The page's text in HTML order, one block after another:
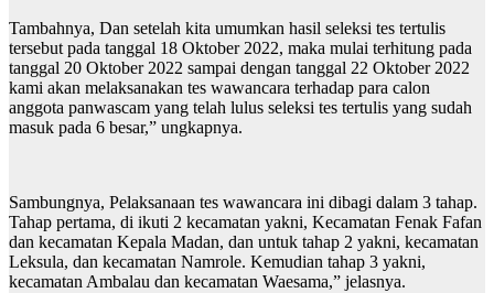
Tambahnya, Dan setelah kita umumkan hasil seleksi tes tertulis
tersebut pada tanggal 18 Oktober 2022, maka mulai terhitung pada
tanggal 20 Oktober 2022 sampai dengan tanggal 22 Oktober 2022
kami akan melaksanakan tes wawancara terhadap para calon
anggota panwascam yang telah lulus seleksi tes tertulis yang sudah
masuk pada 6 besar,” ungkapnya.
Sambungnya, Pelaksanaan tes wawancara ini dibagi dalam 3 tahap.
Tahap pertama, di ikuti 2 kecamatan yakni, Kecamatan Fenak Fafan
dan kecamatan Kepala Madan, dan untuk tahap 2 yakni, kecamatan
Leksula, dan kecamatan Namrole. Kemudian tahap 3 yakni,
kecamatan Ambalau dan kecamatan Waesama,” jelasnya.